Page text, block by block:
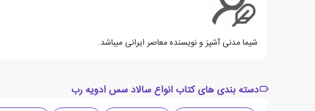
شیما مدنی آشپز و نویسنده معاصر ایرانی میباشد.
دسته بندی های کتاب انواع سالاد سس ادویه رب